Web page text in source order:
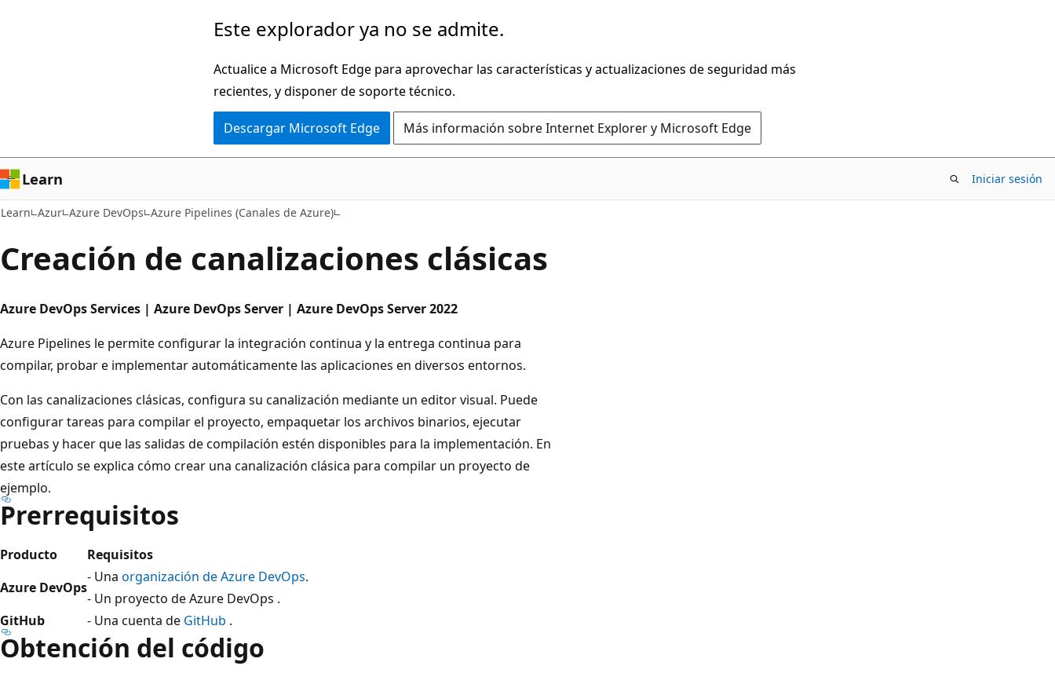
Este explorador ya no se admite.
Actualice a Microsoft Edge para aprovechar las características y actualizaciones de seguridad más
recientes, y disponer de soporte técnico.
Descargar Microsoft Edge Más información sobre Internet Explorer y Microsoft Edge
Learn Iniciar sesión
Learn Azur Azure DevOps Azure Pipelines (Canales de Azure)
Creación de canalizaciones clásicas
Azure DevOps Services | Azure DevOps Server | Azure DevOps Server 2022
Azure Pipelines le permite configurar la integración continua y la entrega continua para
compilar, probar e implementar automáticamente las aplicaciones en diversos entornos.
Con las canalizaciones clásicas, configura su canalización mediante un editor visual. Puede
configurar tareas para compilar el proyecto, empaquetar los archivos binarios, ejecutar
pruebas y hacer que las salidas de compilación estén disponibles para la implementación. En
este artículo se explica cómo crear una canalización clásica para compilar un proyecto de
ejemplo.
Prerrequisitos
Producto
Requisitos
Azure DevOps
- Una organización de Azure DevOps.
- Un proyecto de Azure DevOps .
GitHub
- Una cuenta de GitHub .
Obtención del código